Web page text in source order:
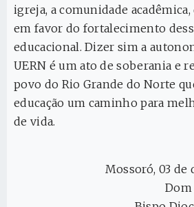
igreja, a comunidade
em favor do fortalecimento
educacional. Dizer sim a
UERN é um ato de soberania e
povo do Rio Grande do Norte
educação um caminho para
de vida.
Mossoró, 03 de